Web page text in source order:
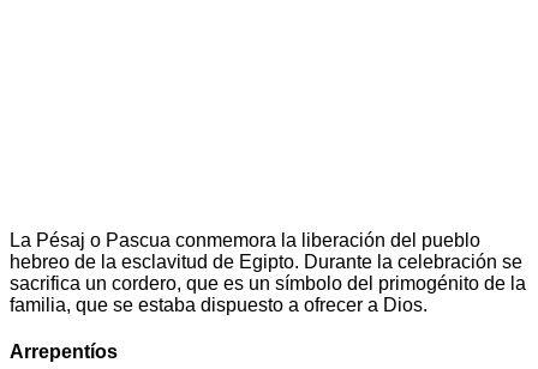
La Pésaj o Pascua conmemora la liberación del pueblo
hebreo de la esclavitud de Egipto. Durante la celebración se
sacrifica un cordero, que es un símbolo del primogénito de la
familia, que se estaba dispuesto a ofrecer a Dios.
Arrepentíos